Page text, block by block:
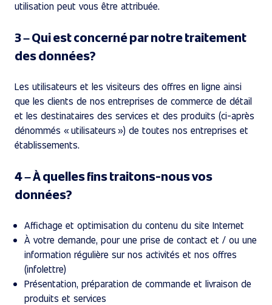
utilisation peut vous être attribuée.
3 – Qui est concerné par notre traitement
des données?
Les utilisateurs et les visiteurs des offres en ligne ainsi
que les clients de nos entreprises de commerce de détail
et les destinataires des services et des produits (ci-après
dénommés « utilisateurs ») de toutes nos entreprises et
établissements.
4 – À quelles fins traitons-nous vos
données?
Affichage et optimisation du contenu du site Internet
À votre demande, pour une prise de contact et / ou une
information régulière sur nos activités et nos offres
(infolettre)
Présentation, préparation de commande et livraison de
produits et services